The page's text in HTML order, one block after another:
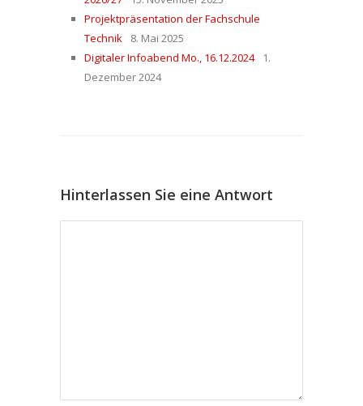
Projektpräsentation der Fachschule
Technik
8. Mai 2025
Digitaler Infoabend Mo., 16.12.2024
1.
Dezember 2024
Hinterlassen Sie eine Antwort